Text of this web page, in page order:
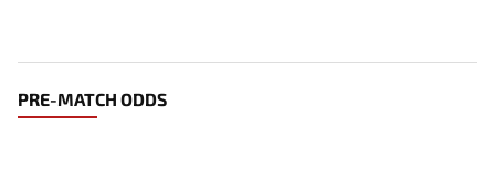
PRE-MATCH ODDS